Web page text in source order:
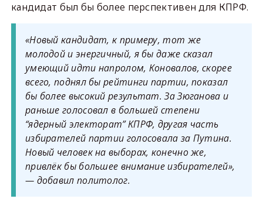
кандидат был бы более перспективен для КПРФ.
«Новый кандидат, к примеру, тот же
молодой и энергичный, я бы даже сказал
умеющий идти напролом, Коновалов, скорее
всего, поднял бы рейтинги партии, показал
бы более высокий результат. За Зюганова и
раньше голосовал в большей степени
“ядерный электорат” КПРФ, другая часть
избирателей партии голосовала за Путина.
Новый человек на выборах, конечно же,
привлёк бы большее внимание избирателей»,
— добавил политолог.